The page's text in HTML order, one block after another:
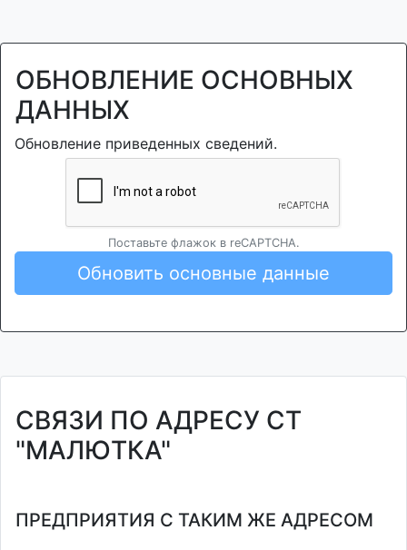
ОБНОВЛЕНИЕ ОСНОВНЫХ
ДАННЫХ
Обновление приведенных сведений.
Поставьте флажок в reCAPTCHA.
Обновить основные данные
СВЯЗИ ПО АДРЕСУ СТ
"МАЛЮТКА"
ПРЕДПРИЯТИЯ С ТАКИМ ЖЕ АДРЕСОМ